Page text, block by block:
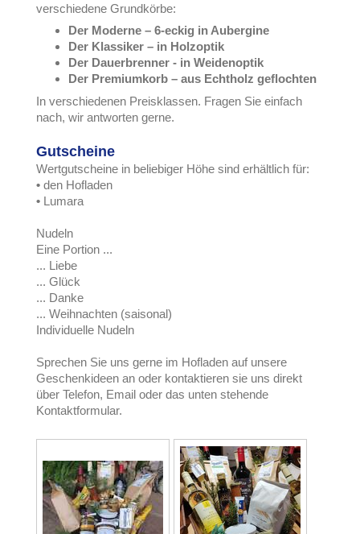
verschiedene Grundkörbe:
Der Moderne – 6-eckig in Aubergine
Der Klassiker – in Holzoptik
Der Dauerbrenner - in Weidenoptik
Der Premiumkorb – aus Echtholz geflochten
In verschiedenen Preisklassen. Fragen Sie einfach
nach, wir antworten gerne.
Gutscheine
Wertgutscheine in beliebiger Höhe sind erhältlich für:
• den Hofladen
• Lumara
Nudeln
Eine Portion ...
... Liebe
... Glück
... Danke
... Weihnachten (saisonal)
Individuelle Nudeln
Sprechen Sie uns gerne im Hofladen auf unsere
Geschenkideen an oder kontaktieren sie uns direkt
über Telefon, Email oder das unten stehende
Kontaktformular.